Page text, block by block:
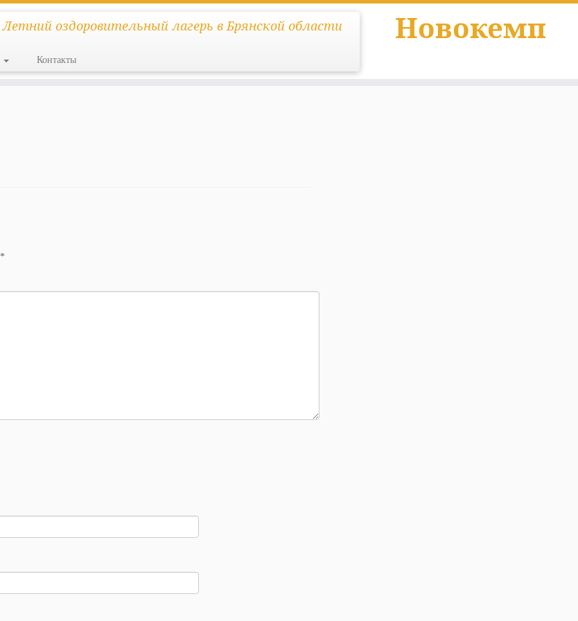
Новокемп
Летний оздоровительный лагерь в Брянской области
Контакты
*